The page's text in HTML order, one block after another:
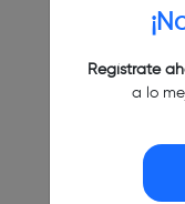
Regístrate
a lo